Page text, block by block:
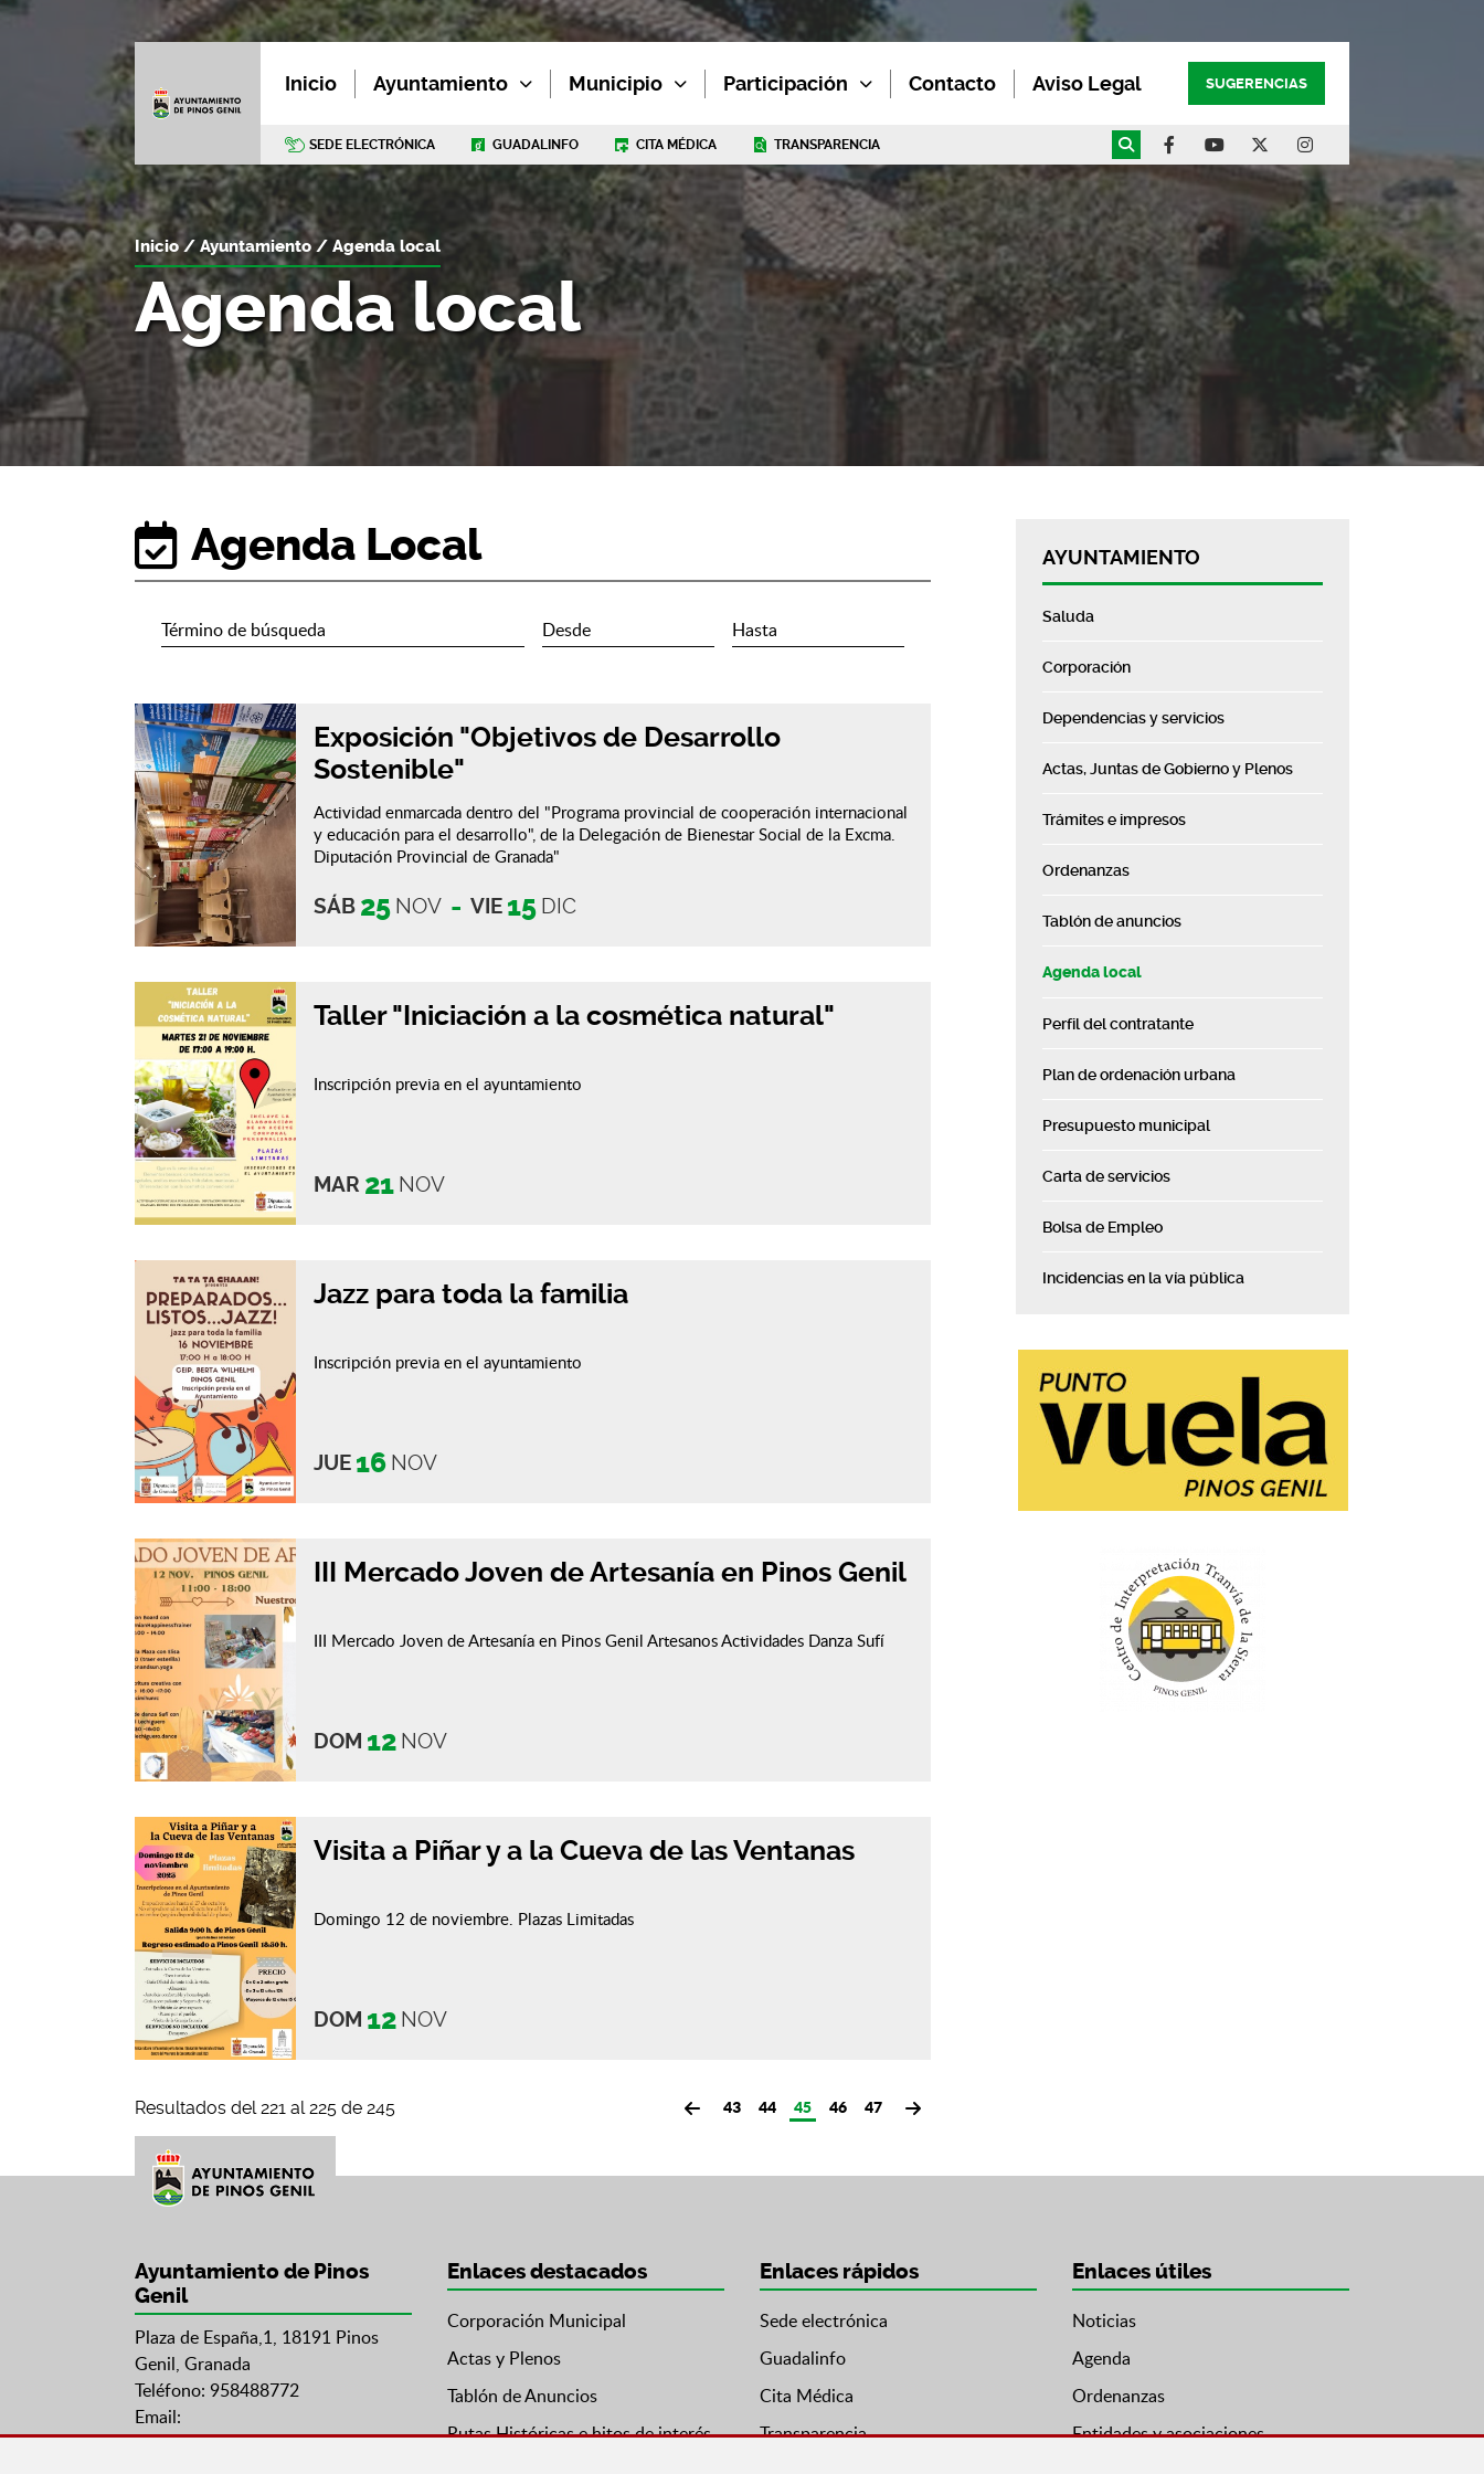
Inicio Ayuntamiento Municipio Participación Contacto Aviso Legal SUGERENCIAS
SEDE ELECTRÓNICA GUADALINFO CITA MÉDICA TRANSPARENCIA
Agenda local
Inicio Ayuntamiento Agenda local
Agenda Local
Exposición "Objetivos de Desarrollo
Sostenible"
Actividad enmarcada dentro del "Programa provincial de cooperación internacional
y educación para el desarrollo", de la Delegación de Bienestar Social de la Excma.
Diputación Provincial de Granada"
SÁB 25 NOV VIE 15 DIC
Taller "Iniciación a la cosmética natural"
Inscripción previa en el ayuntamiento
MAR 21 NOV
Jazz para toda la familia
Inscripción previa en el ayuntamiento
JUE 16 NOV
III Mercado Joven de Artesanía en Pinos Genil
III Mercado Joven de Artesanía en Pinos Genil Artesanos Actividades Danza Sufí
DOM 12 NOV
Visita a Piñar y a la Cueva de las Ventanas
Domingo 12 de noviembre. Plazas Limitadas
DOM 12 NOV
Resultados del 221 al 225 de 245 43 44 45 46 47
AYUNTAMIENTO
Saluda
Corporación
Dependencias y servicios
Actas, Juntas de Gobierno y Plenos
Trámites e impresos
Ordenanzas
Tablón de anuncios
Agenda local
Perfil del contratante
Plan de ordenación urbana
Presupuesto municipal
Carta de servicios
Bolsa de Empleo
Incidencias en la vía pública
Ayuntamiento de Pinos
Genil
Plaza de España,1, 18191 Pinos
Genil, Granada
Teléfono: 958488772
Email:
ayuntamientopinosgenil@gmail.com
Enlaces destacados
Corporación Municipal
Actas y Plenos
Tablón de Anuncios
Rutas Históricas e hitos de interés
Enlaces rápidos
Sede electrónica
Guadalinfo
Cita Médica
Transparencia
Enlaces útiles
Noticias
Agenda
Ordenanzas
Entidades y asociaciones